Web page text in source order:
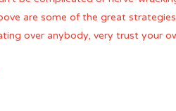
are some of the great
over anybody, very trust your